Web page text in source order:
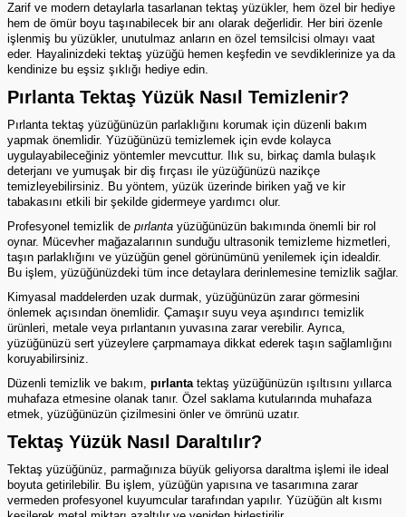
Zarif ve modern detaylarla tasarlanan tektaş yüzükler, hem özel bir hediye
hem de ömür boyu taşınabilecek bir anı olarak değerlidir. Her biri özenle
işlenmiş bu yüzükler, unutulmaz anların en özel temsilcisi olmayı vaat
eder. Hayalinizdeki tektaş yüzüğü hemen keşfedin ve sevdiklerinize ya da
kendinize bu eşsiz şıklığı hediye edin.
Pırlanta Tektaş Yüzük Nasıl Temizlenir?
Pırlanta tektaş yüzüğünüzün parlaklığını korumak için düzenli bakım
yapmak önemlidir. Yüzüğünüzü temizlemek için evde kolayca
uygulayabileceğiniz yöntemler mevcuttur. Ilık su, birkaç damla bulaşık
deterjanı ve yumuşak bir diş fırçası ile yüzüğünüzü nazikçe
temizleyebilirsiniz. Bu yöntem, yüzük üzerinde biriken yağ ve kir
tabakasını etkili bir şekilde gidermeye yardımcı olur.
Profesyonel temizlik de pırlanta yüzüğünüzün bakımında önemli bir rol
oynar. Mücevher mağazalarının sunduğu ultrasonik temizleme hizmetleri,
taşın parlaklığını ve yüzüğün genel görünümünü yenilemek için idealdir.
Bu işlem, yüzüğünüzdeki tüm ince detaylara derinlemesine temizlik sağlar.
Kimyasal maddelerden uzak durmak, yüzüğünüzün zarar görmesini
önlemek açısından önemlidir. Çamaşır suyu veya aşındırıcı temizlik
ürünleri, metale veya pırlantanın yuvasına zarar verebilir. Ayrıca,
yüzüğünüzü sert yüzeylere çarpmamaya dikkat ederek taşın sağlamlığını
koruyabilirsiniz.
Düzenli temizlik ve bakım, pırlantatektaş yüzüğünüzün ışıltısını yıllarca
muhafaza etmesine olanak tanır. Özel saklama kutularında muhafaza
etmek, yüzüğünüzün çizilmesini önler ve ömrünü uzatır.
Tektaş Yüzük Nasıl Daraltılır?
Tektaş yüzüğünüz, parmağınıza büyük geliyorsa daraltma işlemi ile ideal
boyuta getirilebilir. Bu işlem, yüzüğün yapısına ve tasarımına zarar
vermeden profesyonel kuyumcular tarafından yapılır. Yüzüğün alt kısmı